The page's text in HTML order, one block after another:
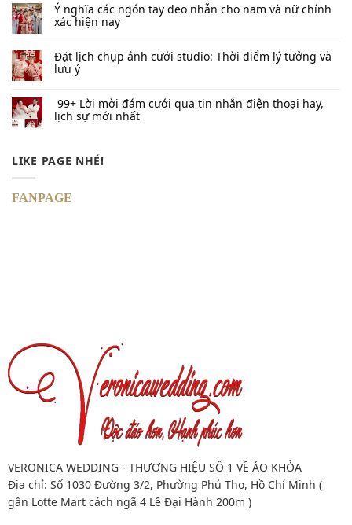
Ý nghĩa các ngón tay đeo nhẫn cho nam và nữ chính
xác hiện nay
Đặt lịch chụp ảnh cưới studio: Thời điểm lý tưởng và
lưu ý
99+ Lời mời đám cưới qua tin nhắn​ điện thoại hay,
lịch sự mới nhất
LIKE PAGE NHÉ!
FANPAGE
VERONICA WEDDING - THƯƠNG HIỆU SỐ 1 VỀ ÁO KHỎA
Địa chỉ: Số 1030 Đường 3/2, Phường Phú Thọ, Hồ Chí Minh (
gần Lotte Mart cách ngã 4 Lê Đại Hành 200m )